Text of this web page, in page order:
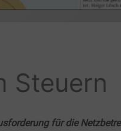
Steuern
für die